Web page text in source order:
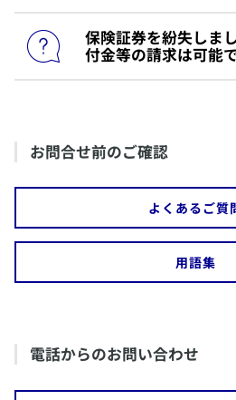
保険証券の再発行に際し、料金
ん。
保険証券を紛失しま
付金等の請求は可能
入院・手術給付金を請求いただ
ご提出は不要です。
死亡保険金・高度障害保険金を
も、「支払請求書」のご提出を
届出を行ったこととし、お手続
だきます。
​お問合せ前のご確認
よくあるご質
​用語集
​電話からのお問い合わせ